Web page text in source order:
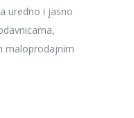
uredno i jasno
maloprodajnim